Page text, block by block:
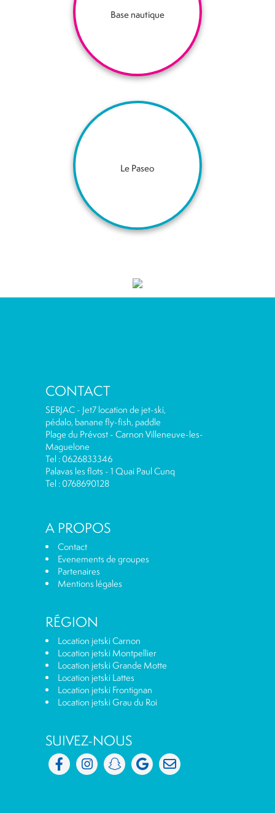
Base nautique
Le Paseo
CONTACT
SERJAC - Jet7 location de jet-ski,
pédalo, banane fly-fish, paddle
Plage du Prévost - Carnon Villeneuve-les-
Maguelone
Tel : 0626833346
Palavas les flots - 1 Quai Paul Cunq
Tel : 0768690128
A PROPOS
Contact
Evenements de groupes
Partenaires
Mentions légales
RÉGION
Location jetski Carnon
Location jetski Montpellier
Location jetski Grande Motte
Location jetski Lattes
Location jetski Frontignan
Location jetski Grau du Roi
SUIVEZ-NOUS